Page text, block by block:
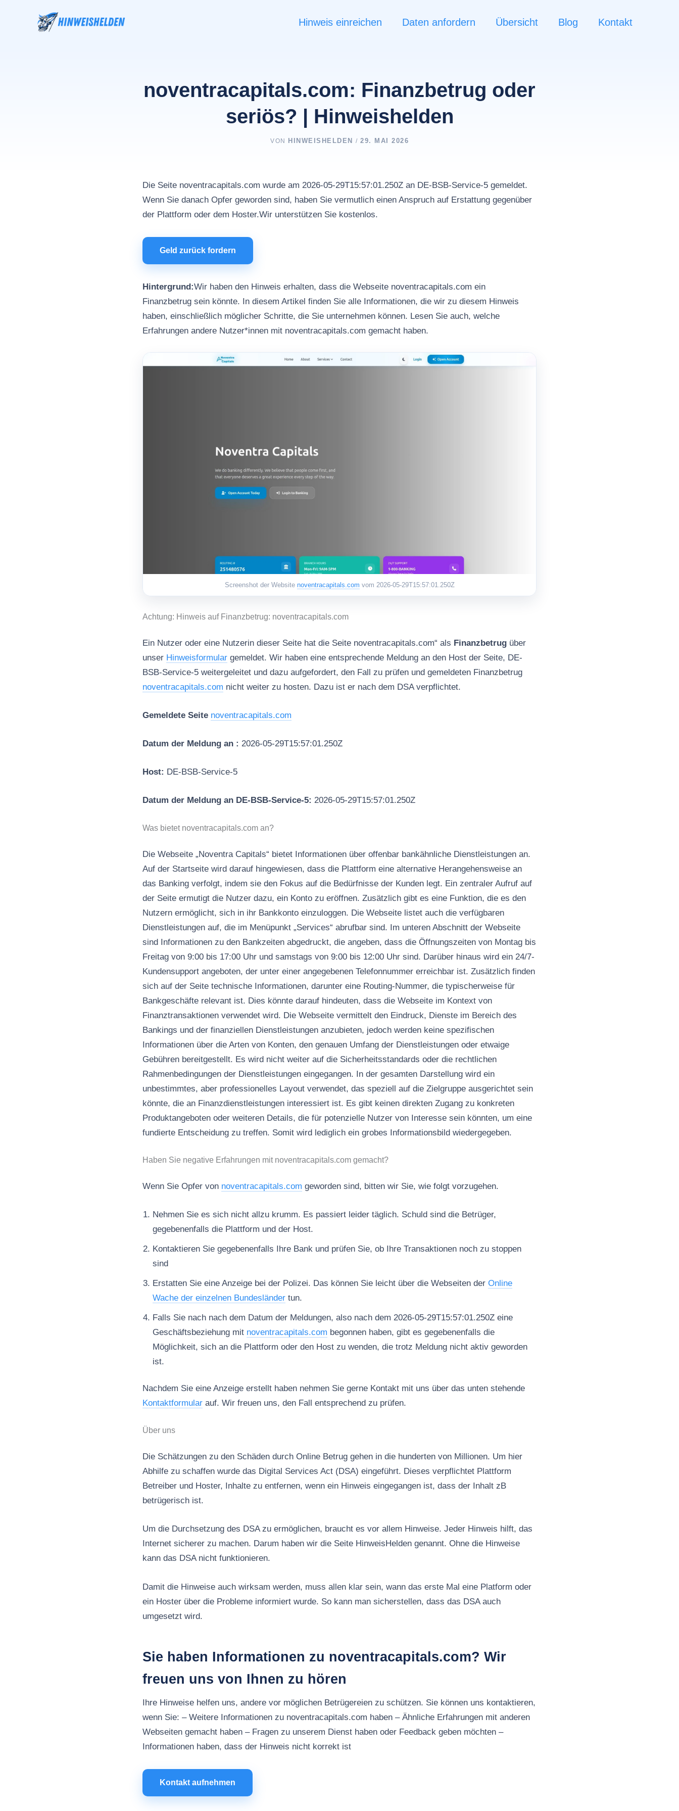
Hinweis einreichen Daten anfordern Übersicht Blog Kontakt
noventracapitals.com: Finanzbetrug oder
seriös? | Hinweishelden
VON HINWEISHELDEN / 29. MAI 2026
Die Seite noventracapitals.com wurde am 2026-05-29T15:57:01.250Z an DE-BSB-Service-5 gemeldet.
Wenn Sie danach Opfer geworden sind, haben Sie vermutlich einen Anspruch auf Erstattung gegenüber
der Plattform oder dem Hoster.Wir unterstützen Sie kostenlos.
Geld zurück fordern
Hintergrund:Wir haben den Hinweis erhalten, dass die Webseite noventracapitals.com ein
Finanzbetrug sein könnte. In diesem Artikel finden Sie alle Informationen, die wir zu diesem Hinweis
haben, einschließlich möglicher Schritte, die Sie unternehmen können. Lesen Sie auch, welche
Erfahrungen andere Nutzer*innen mit noventracapitals.com gemacht haben.
Screenshot der Website noventracapitals.com vom 2026-05-29T15:57:01.250Z
Achtung: Hinweis auf Finanzbetrug: noventracapitals.com
Ein Nutzer oder eine Nutzerin dieser Seite hat die Seite noventracapitals.com“ als Finanzbetrug über
unser Hinweisformular gemeldet. Wir haben eine entsprechende Meldung an den Host der Seite, DE-
BSB-Service-5 weitergeleitet und dazu aufgefordert, den Fall zu prüfen und gemeldeten Finanzbetrug
noventracapitals.com nicht weiter zu hosten. Dazu ist er nach dem DSA verpflichtet.
Gemeldete Seite noventracapitals.com
Datum der Meldung an : 2026-05-29T15:57:01.250Z
Host: DE-BSB-Service-5
Datum der Meldung an DE-BSB-Service-5: 2026-05-29T15:57:01.250Z
Was bietet noventracapitals.com an?
Die Webseite „Noventra Capitals“ bietet Informationen über offenbar bankähnliche Dienstleistungen an.
Auf der Startseite wird darauf hingewiesen, dass die Plattform eine alternative Herangehensweise an
das Banking verfolgt, indem sie den Fokus auf die Bedürfnisse der Kunden legt. Ein zentraler Aufruf auf
der Seite ermutigt die Nutzer dazu, ein Konto zu eröffnen. Zusätzlich gibt es eine Funktion, die es den
Nutzern ermöglicht, sich in ihr Bankkonto einzuloggen. Die Webseite listet auch die verfügbaren
Dienstleistungen auf, die im Menüpunkt „Services“ abrufbar sind. Im unteren Abschnitt der Webseite
sind Informationen zu den Bankzeiten abgedruckt, die angeben, dass die Öffnungszeiten von Montag bis
Freitag von 9:00 bis 17:00 Uhr und samstags von 9:00 bis 12:00 Uhr sind. Darüber hinaus wird ein 24/7-
Kundensupport angeboten, der unter einer angegebenen Telefonnummer erreichbar ist. Zusätzlich finden
sich auf der Seite technische Informationen, darunter eine Routing-Nummer, die typischerweise für
Bankgeschäfte relevant ist. Dies könnte darauf hindeuten, dass die Webseite im Kontext von
Finanztransaktionen verwendet wird. Die Webseite vermittelt den Eindruck, Dienste im Bereich des
Bankings und der finanziellen Dienstleistungen anzubieten, jedoch werden keine spezifischen
Informationen über die Arten von Konten, den genauen Umfang der Dienstleistungen oder etwaige
Gebühren bereitgestellt. Es wird nicht weiter auf die Sicherheitsstandards oder die rechtlichen
Rahmenbedingungen der Dienstleistungen eingegangen. In der gesamten Darstellung wird ein
unbestimmtes, aber professionelles Layout verwendet, das speziell auf die Zielgruppe ausgerichtet sein
könnte, die an Finanzdienstleistungen interessiert ist. Es gibt keinen direkten Zugang zu konkreten
Produktangeboten oder weiteren Details, die für potenzielle Nutzer von Interesse sein könnten, um eine
fundierte Entscheidung zu treffen. Somit wird lediglich ein grobes Informationsbild wiedergegeben.
Haben Sie negative Erfahrungen mit noventracapitals.com gemacht?
Wenn Sie Opfer von noventracapitals.com geworden sind, bitten wir Sie, wie folgt vorzugehen.
Nehmen Sie es sich nicht allzu krumm. Es passiert leider täglich. Schuld sind die Betrüger,
gegebenenfalls die Plattform und der Host.
Kontaktieren Sie gegebenenfalls Ihre Bank und prüfen Sie, ob Ihre Transaktionen noch zu stoppen
sind
Erstatten Sie eine Anzeige bei der Polizei. Das können Sie leicht über die Webseiten der Online
Wache der einzelnen Bundesländer tun.
Falls Sie nach nach dem Datum der Meldungen, also nach dem 2026-05-29T15:57:01.250Z eine
Geschäftsbeziehung mit noventracapitals.com begonnen haben, gibt es gegebenenfalls die
Möglichkeit, sich an die Plattform oder den Host zu wenden, die trotz Meldung nicht aktiv geworden
ist.
Nachdem Sie eine Anzeige erstellt haben nehmen Sie gerne Kontakt mit uns über das unten stehende
Kontaktformular auf. Wir freuen uns, den Fall entsprechend zu prüfen.
Über uns
Die Schätzungen zu den Schäden durch Online Betrug gehen in die hunderten von Millionen. Um hier
Abhilfe zu schaffen wurde das Digital Services Act (DSA) eingeführt. Dieses verpflichtet Plattform
Betreiber und Hoster, Inhalte zu entfernen, wenn ein Hinweis eingegangen ist, dass der Inhalt zB
betrügerisch ist.
Um die Durchsetzung des DSA zu ermöglichen, braucht es vor allem Hinweise. Jeder Hinweis hilft, das
Internet sicherer zu machen. Darum haben wir die Seite HinweisHelden genannt. Ohne die Hinweise
kann das DSA nicht funktionieren.
Damit die Hinweise auch wirksam werden, muss allen klar sein, wann das erste Mal eine Platform oder
ein Hoster über die Probleme informiert wurde. So kann man sicherstellen, dass das DSA auch
umgesetzt wird.
Sie haben Informationen zu noventracapitals.com? Wir
freuen uns von Ihnen zu hören
Ihre Hinweise helfen uns, andere vor möglichen Betrügereien zu schützen. Sie können uns kontaktieren,
wenn Sie: – Weitere Informationen zu noventracapitals.com haben – Ähnliche Erfahrungen mit anderen
Webseiten gemacht haben – Fragen zu unserem Dienst haben oder Feedback geben möchten –
Informationen haben, dass der Hinweis nicht korrekt ist
Kontakt aufnehmen